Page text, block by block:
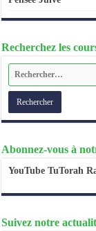
Recherchez les
Abonnez-vous à
YouTube TuTorah
Suivez notre